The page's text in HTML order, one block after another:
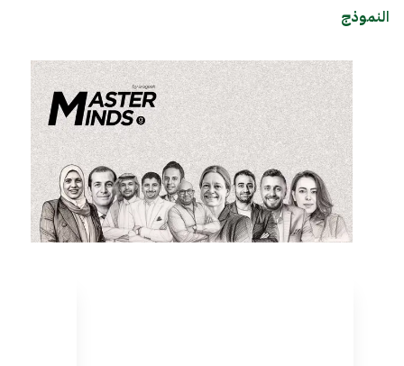
النموذج